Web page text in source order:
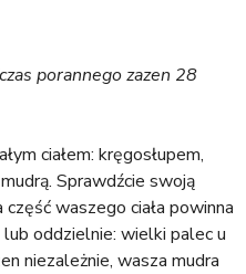
porannego zazen 28
ciałem: kręgosłupem,
Sprawdźcie swoją
waszego ciała powinna
oddzielnie: wielki palec u
niezależnie, wasza mudra